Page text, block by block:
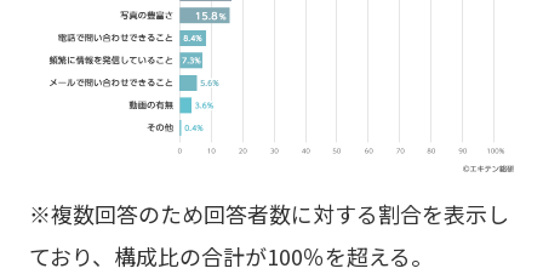
※複数回答のため回答者数に対する割合を表示し
ており、構成比の合計が100％を超える。